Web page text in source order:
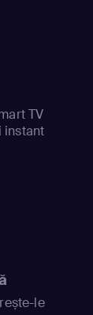
TV
instant
le